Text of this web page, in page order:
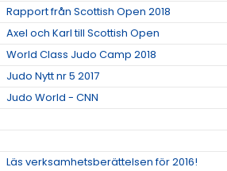
Rapport från Scottish Open 2018
Axel och Karl till Scottish Open
World Class Judo Camp 2018
Judo Nytt nr 5 2017
Judo World - CNN
Läs verksamhetsberättelsen för 2016!